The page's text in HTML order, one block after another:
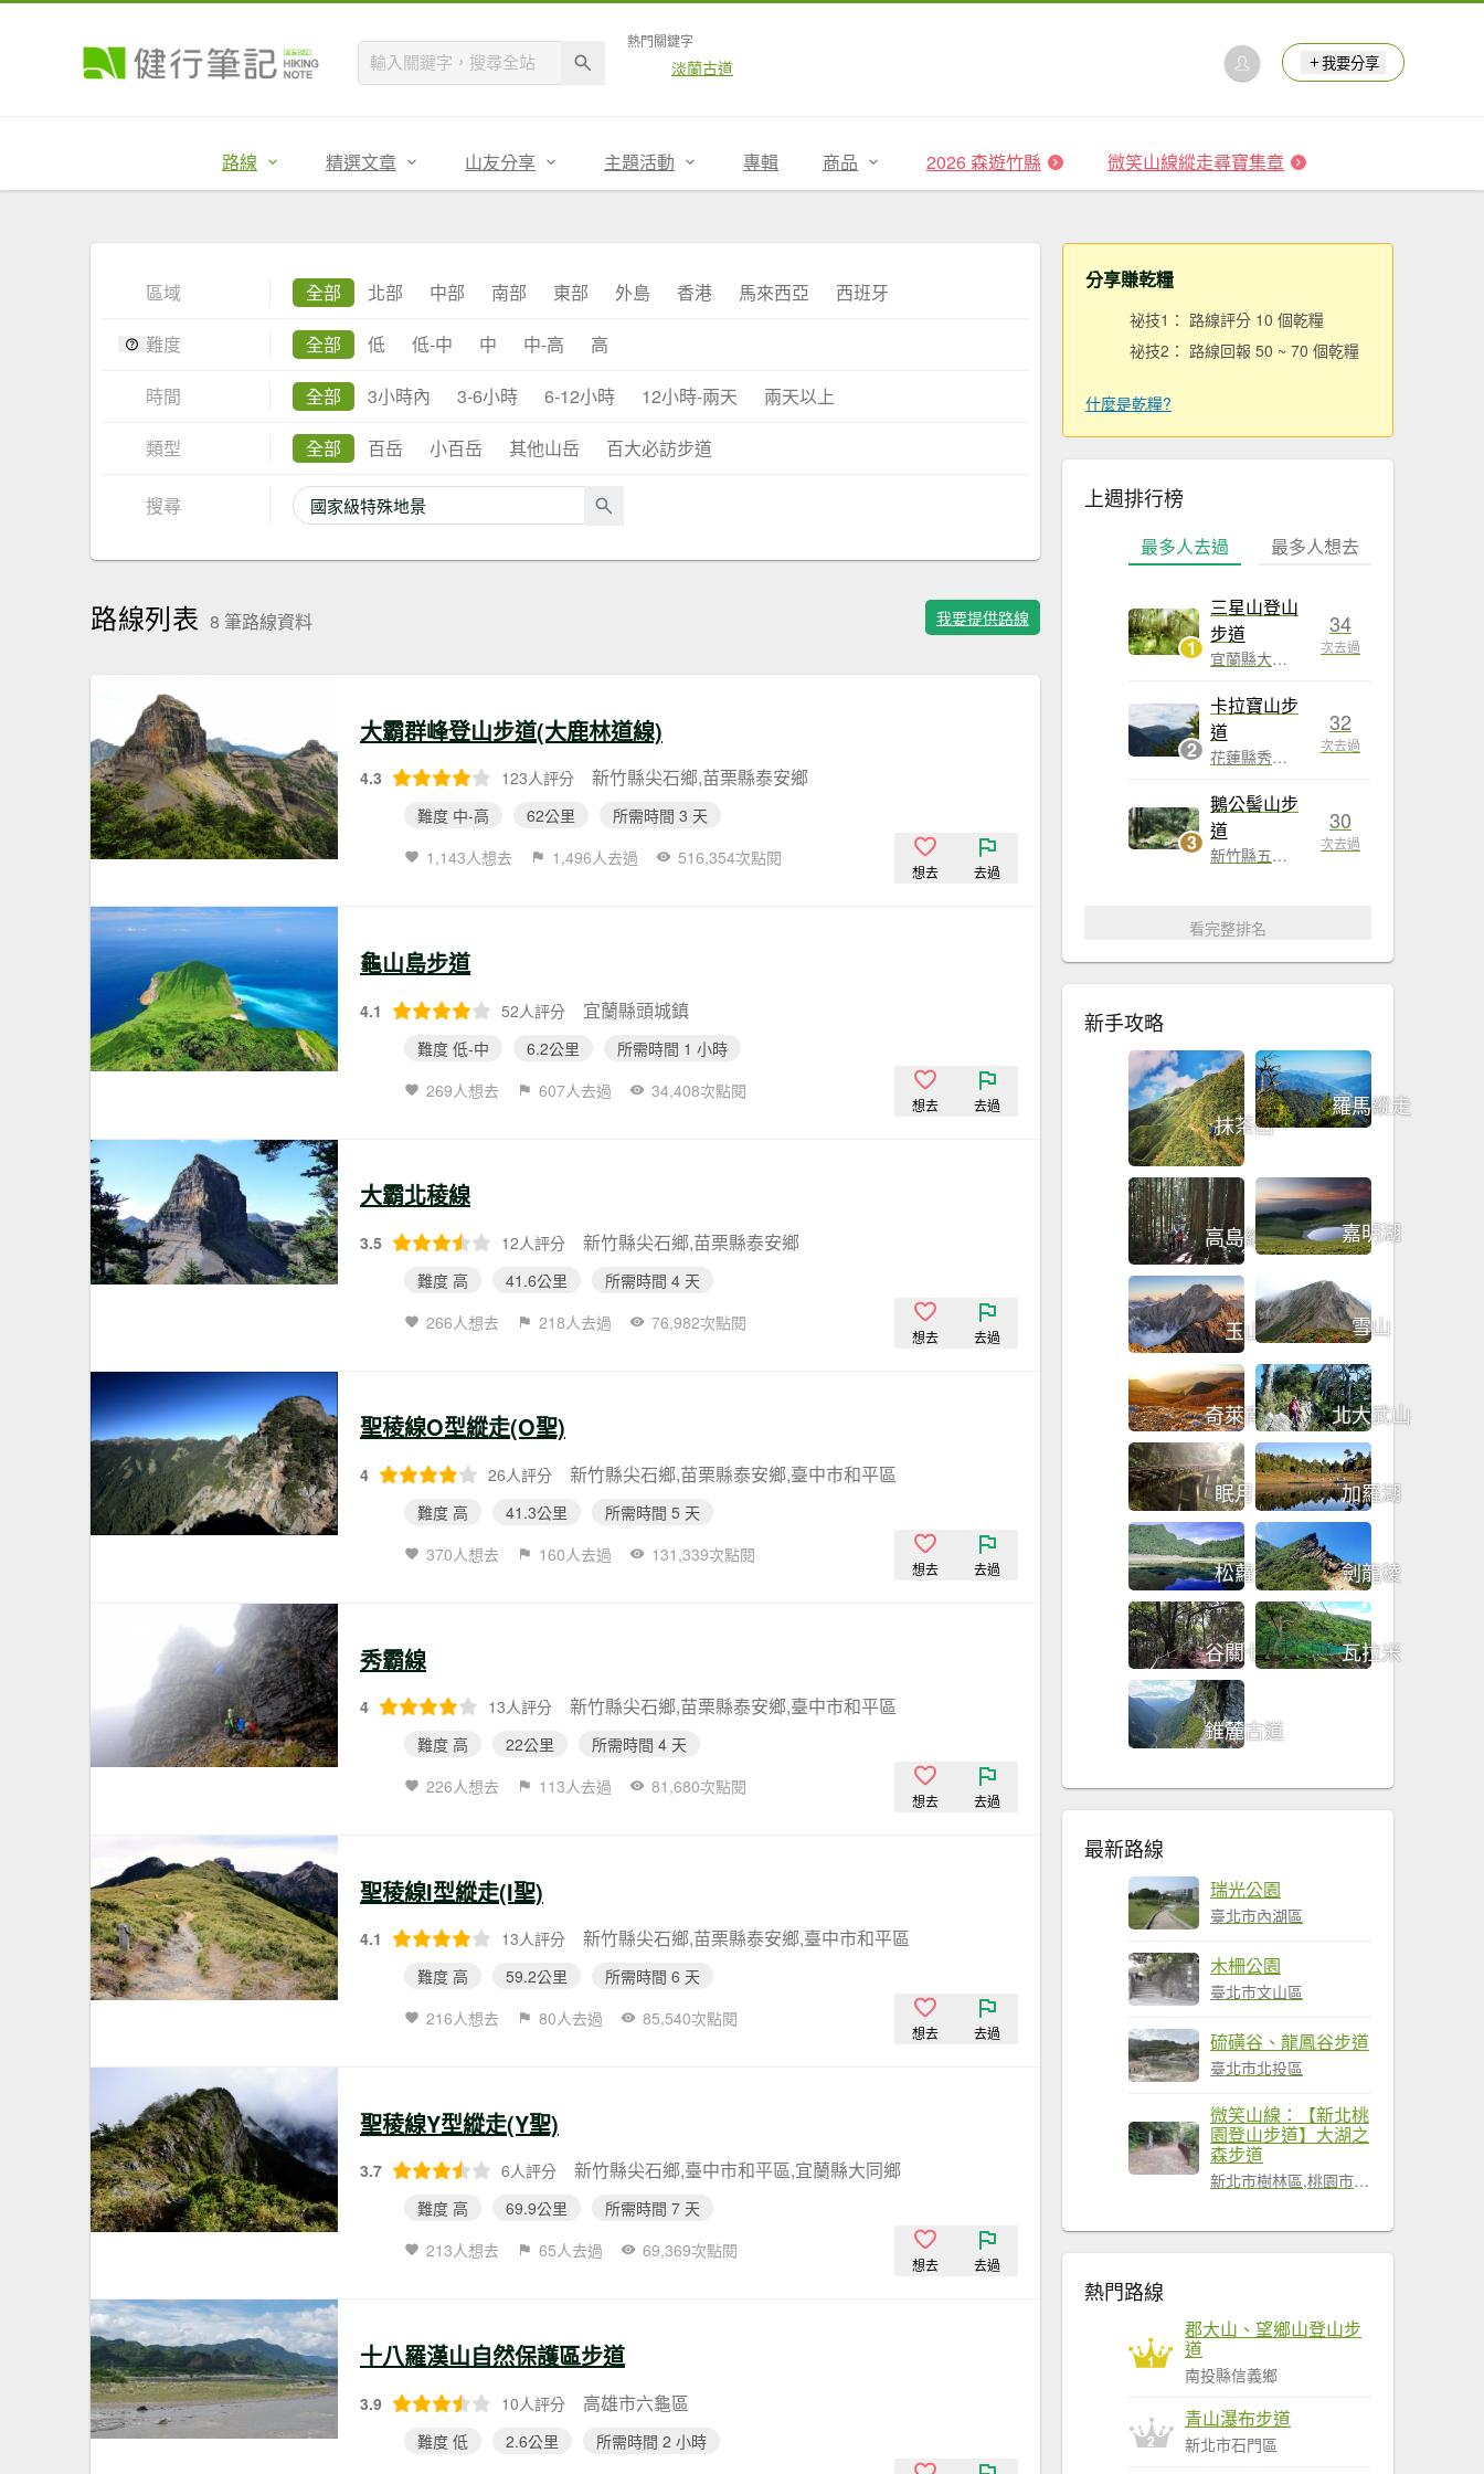
熱門關鍵字
淡蘭古道 我要分享
路線 精選文章 山友分享 主題活動 專輯 商品 2026 森遊竹縣 微笑山線縱走尋寶集章
區域 全部 北部 中部 南部 東部 外島 香港 馬來西亞 西班牙
難度 全部 低 低-中 中 中-高 高
時間 全部 3小時內 3-6小時 6-12小時 12小時-兩天 兩天以上
類型 全部 百岳 小百岳 其他山岳 百大必訪步道
搜尋
路線列表 8 筆路線資料 我要提供路線
大霸群峰登山步道(大鹿林道線)
4.3 123人評分 新竹縣尖石鄉,苗栗縣泰安鄉
難度 中-高 62公里
所需時間 3 天
1,143人想去
1,496人去過 516,354次點閱
想去 去過
龜山島步道
4.1 52人評分 宜蘭縣頭城鎮
難度 低-中 6.2公里
所需時間 1 小時
269人想去
607人去過 34,408次點閱
想去 去過
大霸北稜線
3.5 12人評分 新竹縣尖石鄉,苗栗縣泰安鄉
難度 高 41.6公里
所需時間 4 天
266人想去
218人去過 76,982次點閱
想去 去過
聖稜線O型縱走(O聖)
4 26人評分 新竹縣尖石鄉,苗栗縣泰安鄉,臺中市和平區
難度 高 41.3公里
所需時間 5 天
370人想去
160人去過 131,339次點閱
想去 去過
秀霸線
4 13人評分 新竹縣尖石鄉,苗栗縣泰安鄉,臺中市和平區
難度 高 22公里
所需時間 4 天
226人想去
113人去過 81,680次點閱
想去 去過
聖稜線I型縱走(I聖)
4.1 13人評分 新竹縣尖石鄉,苗栗縣泰安鄉,臺中市和平區
難度 高 59.2公里
所需時間 6 天
216人想去
80人去過 85,540次點閱
想去 去過
聖稜線Y型縱走(Y聖)
3.7 6人評分 新竹縣尖石鄉,臺中市和平區,宜蘭縣大同鄉
難度 高 69.9公里
所需時間 7 天
213人想去
65人去過 69,369次點閱
想去 去過
十八羅漢山自然保護區步道
3.9 10人評分 高雄市六龜區
難度 低 2.6公里
所需時間 2 小時
分享賺乾糧
祕技1： 路線評分 10 個乾糧
祕技2： 路線回報 50 ~ 70 個乾糧
什麼是乾糧?
上週排行榜
最多人去過 最多人想去
1
三星山登山
步道
宜蘭縣大同鄉,宜蘭縣南澳鄉
34
次去過
2
卡拉寶山步
道
花蓮縣秀林鄉
32
次去過
3
鵝公髻山步
道
新竹縣五峰鄉,苗栗縣南庄鄉
30
次去過
看完整排名
新手攻略
抹茶山
羅馬縱走
高島縱走 嘉明湖
玉山 雪山
奇萊南華 北大武山
眠月線 加羅湖
松蘿湖 劍龍稜
谷關七雄 瓦拉米
錐麓古道
最新路線
瑞光公園
臺北市內湖區
木柵公園
臺北市文山區
硫磺谷、龍鳳谷步道
臺北市北投區
微笑山線：【新北桃
園登山步道】大湖之
森步道
新北市樹林區,桃園市龜山區
熱門路線
1
郡大山、望鄉山登山步
道
南投縣信義鄉
2
青山瀑布步道
新北市石門區